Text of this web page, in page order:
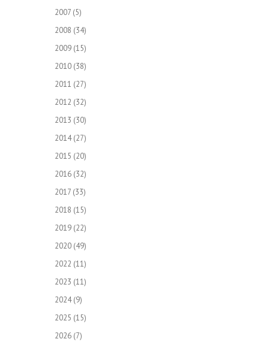
2007 (5)
2008 (34)
2009 (15)
2010 (38)
2011 (27)
2012 (32)
2013 (30)
2014(27)
2015 (20)
2016 (32)
2017 (33)
2018 (15)
2019 (22)
2020 (49)
2022 (11)
2023 (11)
2024(9)
2025 (15)
2026 (7)